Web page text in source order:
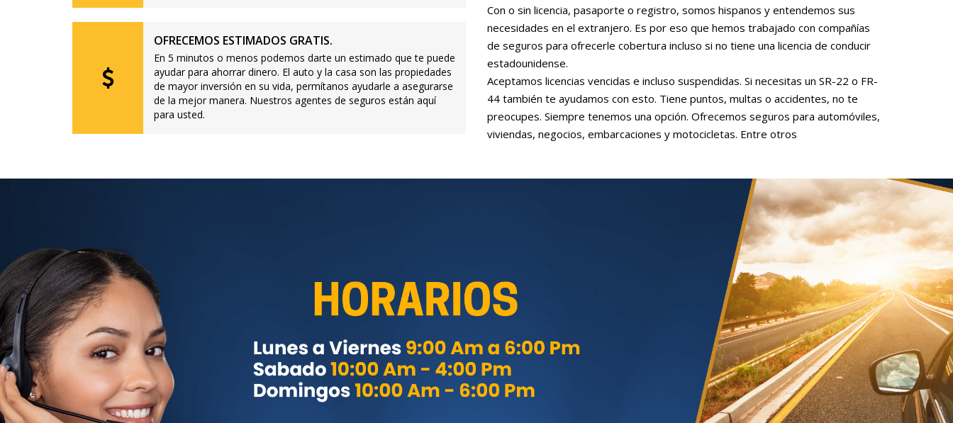
OFRECEMOS ESTIMADOS GRATIS.
En 5 minutos o menos podemos darte un estimado que te puede
ayudar para ahorrar dinero. El auto y la casa son las propiedades
de mayor inversión en su vida, permítanos ayudarle a asegurarse
de la mejor manera. Nuestros agentes de seguros están aquí
para usted.
Con o sin licencia, pasaporte o registro, somos hispanos y entendemos sus
necesidades en el extranjero. Es por eso que hemos trabajado con compañías
de seguros para ofrecerle cobertura incluso si no tiene una licencia de conducir
estadounidense.
Aceptamos licencias vencidas e incluso suspendidas. Si necesitas un SR-22 o FR-
44 también te ayudamos con esto. Tiene puntos, multas o accidentes, no te
preocupes. Siempre tenemos una opción. Ofrecemos seguros para automóviles,
viviendas, negocios, embarcaciones y motocicletas. Entre otros